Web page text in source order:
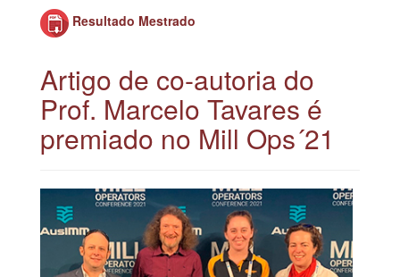
Resultado Mestrado
Artigo de co-autoria do
Prof. Marcelo Tavares é
premiado no Mill Ops´21